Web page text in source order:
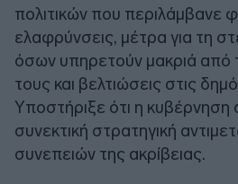
πολιτικών που περιλάμβανε
ελαφρύνσεις, μέτρα για τη
όσων υπηρετούν μακριά από
τους και βελτιώσεις στις
Υποστήριξε ότι η κυβέρνηση
συνεκτική στρατηγική
συνεπειών της ακρίβειας.